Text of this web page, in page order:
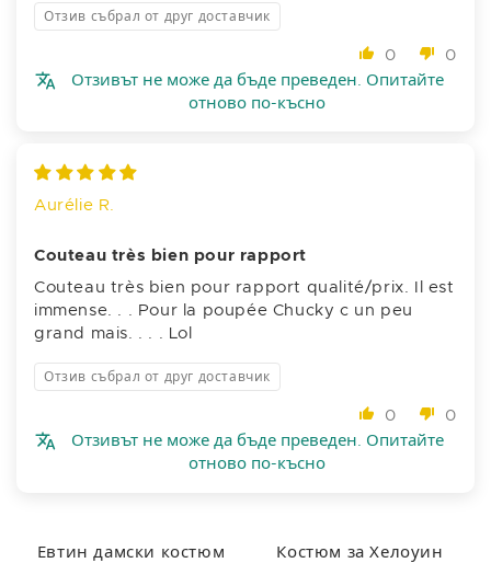
Отзив събрал от друг доставчик
0
0
Отзивът не може да бъде преведен. Опитайте
отново по-късно
Aurélie R.
Couteau très bien pour rapport
Couteau très bien pour rapport qualité/prix. Il est
immense. . . Pour la poupée Chucky c un peu
grand mais. . . . Lol
Отзив събрал от друг доставчик
0
0
Отзивът не може да бъде преведен. Опитайте
отново по-късно
Евтин дамски костюм
Костюм за Хелоуин